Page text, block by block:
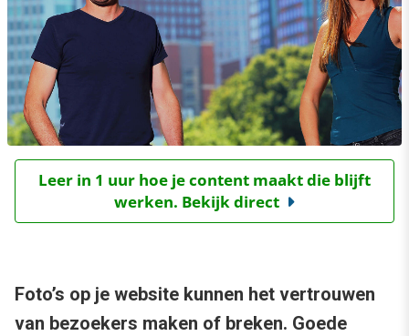
Leer in 1 uur hoe je content maakt die blijft
werken. Bekijk direct
Foto’s op je website kunnen het vertrouwen
van bezoekers maken of breken. Goede